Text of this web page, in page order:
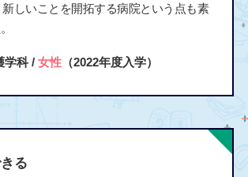
しいことを開拓する病院という点も素
学科 / 女性（2022年度入学）
る